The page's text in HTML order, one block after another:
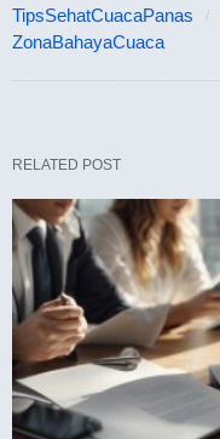
TipsSehatCuacaPanas
ZonaBahayaCuaca
RELATED POST